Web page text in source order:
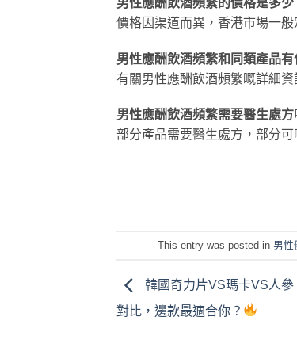
價格因渠道而異，香港市場一
男性應酬飲酒頻繁和同類產品有
有關男性應酬飲酒頻繁嘅詳細
男性應酬飲酒頻繁需要醫生處方
部分產品需要醫生處方，部分
This entry was posted in 男性
韓國奇力片VS瑪卡VS人
對比，邊款最適合你？